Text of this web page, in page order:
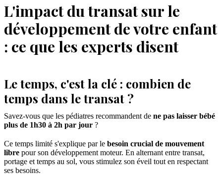
L'impact du transat sur le
développement de votre enfant
: ce que les experts disent
Le temps, c'est la clé : combien de
temps dans le transat ?
Savez-vous que les pédiatres recommandent de ne pas laisser bébé
plus de 1h30 à 2h par jour ?
Ce temps limité s'explique par le besoin crucial de mouvement
libre pour son développement moteur. En alternant entre transat,
portage et temps au sol, vous stimulez son éveil tout en respectant
ses besoins.